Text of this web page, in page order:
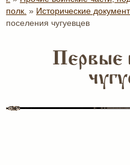
полк. » Исторические
поселения чугуевцев
Первые